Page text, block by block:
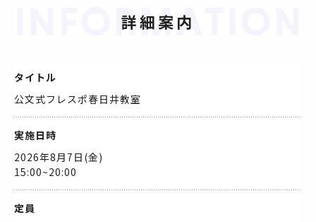
詳細案内
タイトル
公文式フレスポ春日井教室
実施日時
2026年8月7日(金)
15:00~20:00
定員